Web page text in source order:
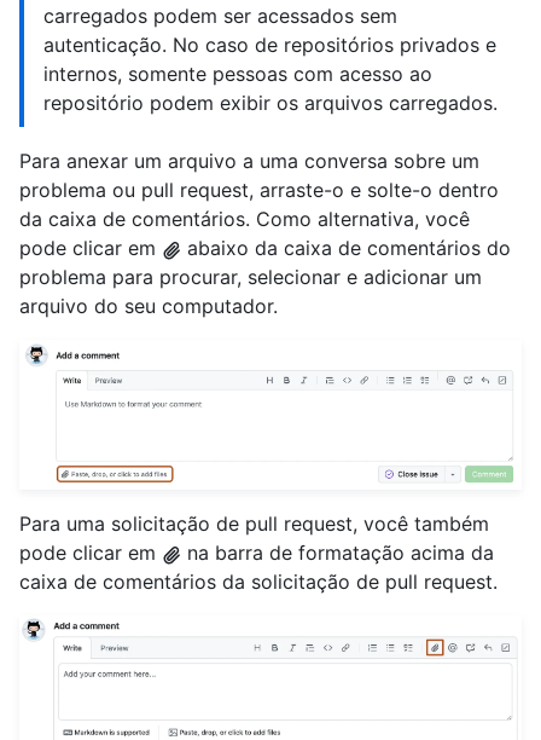
carregados podem ser acessados sem
autenticação. No caso de repositórios privados e
internos, somente pessoas com acesso ao
repositório podem exibir os arquivos carregados.
Para anexar um arquivo a uma conversa sobre um
problema ou pull request, arraste-o e solte-o dentro
da caixa de comentários. Como alternativa, você
pode clicar em
abaixo da caixa de comentários do
problema para procurar, selecionar e adicionar um
arquivo do seu computador.
Para uma solicitação de pull request, você também
pode clicar em
na barra de formatação acima da
caixa de comentários da solicitação de pull request.